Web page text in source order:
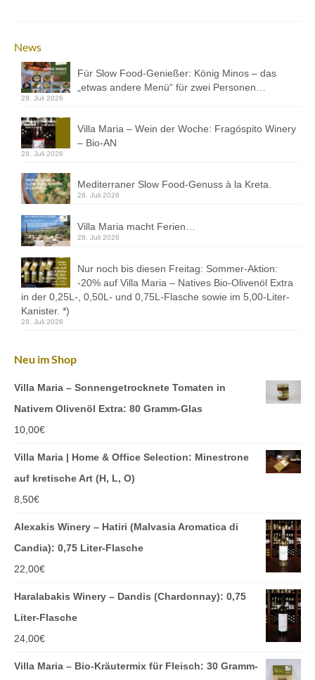
News
Für Slow Food-Genießer: König Minos – das
„etwas andere Menü“ für zwei Personen…
28. Juli 2026
Villa Maria – Wein der Woche: Fragóspito Winery
– Bio-AN
28. Juli 2026
Mediterraner Slow Food-Genuss à la Kreta.
28. Juli 2026
Villa Maria macht Ferien…
28. Juli 2026
Nur noch bis diesen Freitag: Sommer-Aktion:
-20% auf Villa Maria – Natives Bio-Olivenöl Extra
in der 0,25L-, 0,50L- und 0,75L-Flasche sowie im 5,00-Liter-
Kanister. *)
28. Juli 2026
Neu im Shop
Villa Maria – Sonnengetrocknete Tomaten in
Nativem Olivenöl Extra: 80 Gramm-Glas
10,00€
Villa Maria | Home & Office Selection: Minestrone
auf kretische Art (H, L, O)
8,50€
Alexakis Winery – Hatiri (Malvasia Aromatica di
Candia): 0,75 Liter-Flasche
22,00€
Haralabakis Winery – Dandis (Chardonnay): 0,75
Liter-Flasche
24,00€
Villa Maria – Bio-Kräutermix für Fleisch: 30 Gramm-